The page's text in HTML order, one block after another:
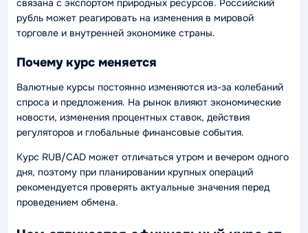
рубль может реагировать на изменения в мировой
торговле и внутренней экономике страны.
Почему курс меняется
Валютные курсы постоянно изменяются из-за колебаний
спроса и предложения. На рынок влияют экономические
новости, изменения процентных ставок, действия
регуляторов и глобальные финансовые события.
Курс RUB/CAD может отличаться утром и вечером одного
дня, поэтому при планировании крупных операций
рекомендуется проверять актуальные значения перед
проведением обмена.